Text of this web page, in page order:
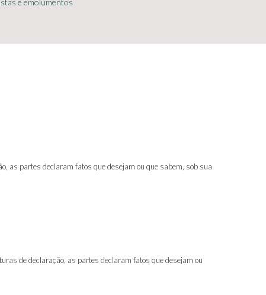
e emolumentos
as partes declaram fatos que desejam ou que sabem, sob sua
de declaração, as partes declaram fatos que desejam ou